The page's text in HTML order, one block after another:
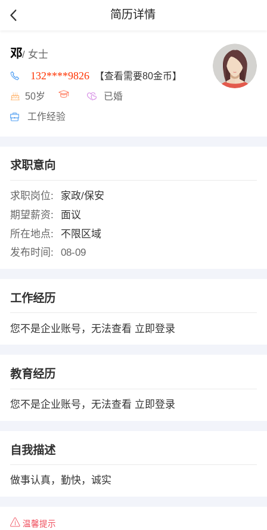
简历详情
邓/ 女士
132****9826 【查看需要80金币】
50岁 已婚
工作经验
求职意向
求职岗位:
家政/保安
期望薪资:
面议
所在地点:
不限区域
发布时间:
08-09
工作经历
您不是企业账号，无法查看 立即登录
教育经历
您不是企业账号，无法查看 立即登录
自我描述
做事认真，勤快，诚实
温馨提示